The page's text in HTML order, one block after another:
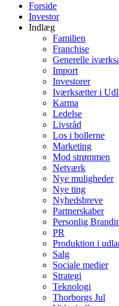
Forside
Investor
Indlæg
Familien
Franchise
Generelle
Import
Investorer
Iværksætter i
Karma
Ledelse
Livsråd
Los i bollerne
Marketing
Mod strømmen
Netværk
Nye muligheder
Nye ting
Nyhedsbreve
Partnerskaber
Personlig
PR
Produktion i
Salg
Sociale medier
Strategi
Teknologi
Thorborgs Jul